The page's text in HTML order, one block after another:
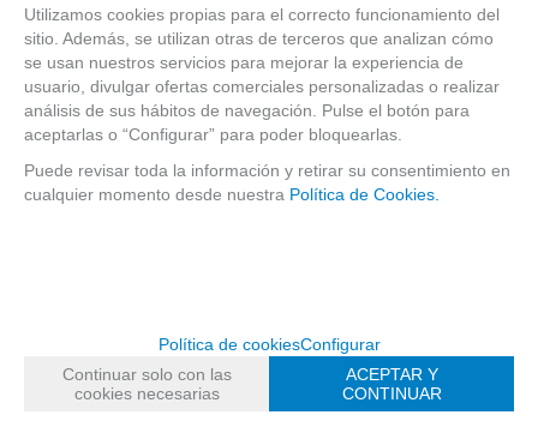
dura y sin molde, y la ha fabricado pensando
tanto en los profesionales como en los
estudiantes.
Tiene una abertura de 1,25 mm y es la
abertura más abierta de D'adario de esta
serie Reserve.
comparar un stock muy grande de boquillas
de clarinete incluyendo estas de la serie
Reserve.
Utilizamos cookies propias para el correcto funcionamiento del
sitio. Además, se utilizan otras de terceros que analizan cómo
se usan nuestros servicios para mejorar la experiencia de
usuario, divulgar ofertas comerciales personalizadas o realizar
análisis de sus hábitos de navegación. Pulse el botón para
aceptarlas o “Configurar” para poder bloquearlas.
Puede revisar toda la información y retirar su consentimiento en
cualquier momento desde nuestra Política de Cookies.
Política de cookiesConfigurar
Continuar solo con las
cookies necesarias
ACEPTAR Y
CONTINUAR